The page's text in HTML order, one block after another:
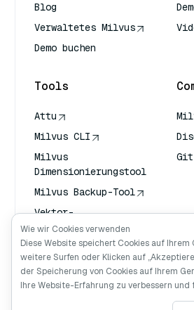
Blog
Verwaltetes Milvus
Demo buchen
Tools
Attu
Milvus CLI
Milvus
Dimensionierungstool
Milvus Backup-Tool
Vektor-
Transportdienst
(VTS)
Deep Searcher
Claude Kontext
Wie wir Cookies verwenden
Diese Website speichert Cookies auf Ihrem
weitere Surfen oder Klicken auf
der Speicherung von Cookies auf Ihrem
Ihre Website-Erfahrung zu verbessern